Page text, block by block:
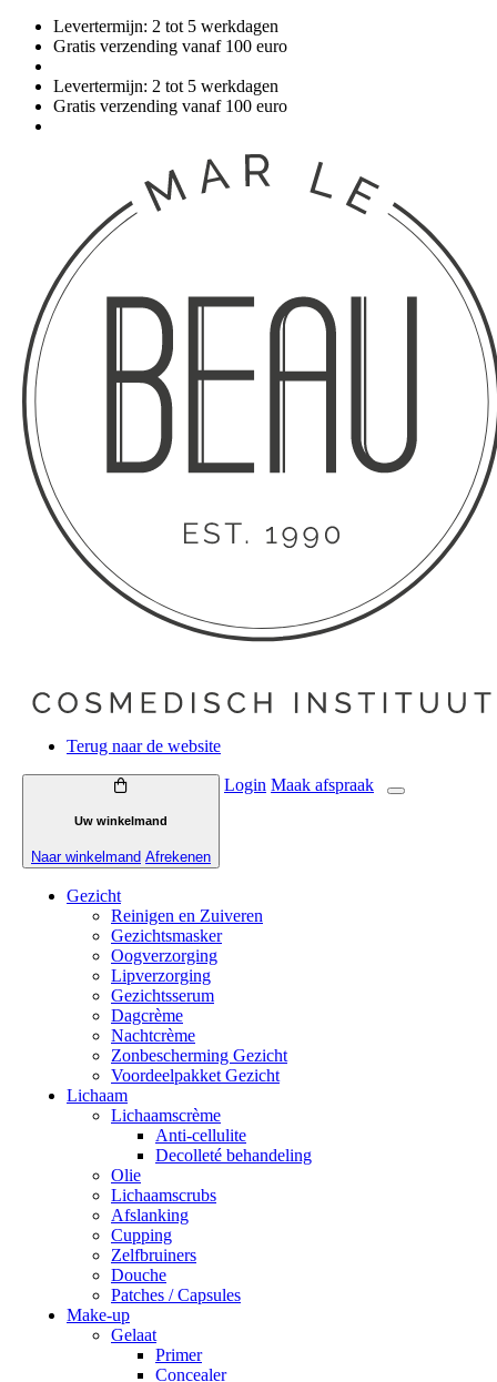
Levertermijn: 2 tot 5 werkdagen
Gratis verzending vanaf 100 euro
Levertermijn: 2 tot 5 werkdagen
Gratis verzending vanaf 100 euro
Terug naar de website
Uw winkelmand
Naar winkelmand Afrekenen
Login Maak afspraak
Gezicht
Reinigen en Zuiveren
Gezichtsmasker
Oogverzorging
Lipverzorging
Gezichtsserum
Dagcrème
Nachtcrème
Zonbescherming Gezicht
Voordeelpakket Gezicht
Lichaam
Lichaamscrème
Anti-cellulite
Decolleté behandeling
Olie
Lichaamscrubs
Afslanking
Cupping
Zelfbruiners
Douche
Patches / Capsules
Make-up
Gelaat
Primer
Concealer